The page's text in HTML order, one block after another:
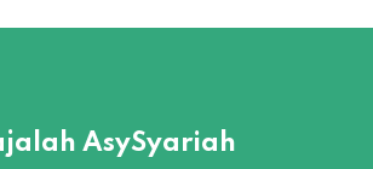
AsySyariah